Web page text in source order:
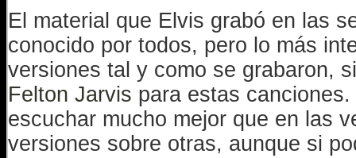
El material que Elvis grabó en las
conocido por todos, pero lo más
versiones tal y como se grabaron,
Felton Jarvis para estas
escuchar mucho mejor que en las
versiones sobre otras, aunque si